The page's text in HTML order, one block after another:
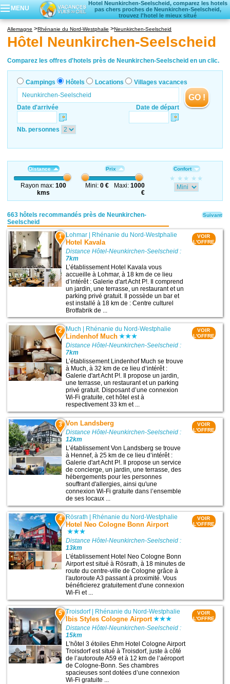
MENU
Hotel Neunkirchen-Seelscheid, comparez les hotels
pas chers proches de Neunkirchen-Seelscheid,
trouvez l'hotel le mieux situé
Hôtels
Locations vacances
Villages vacances
Allemagne Rhénanie du Nord-Westphalie Neunkirchen-Seelscheid
Hôtel Neunkirchen-Seelscheid
Comparez les offres d'hotels près de Neunkirchen-Seelscheid en un clic.
Campings Hôtels Locations Villages vacances
Date d'arrivée Date de départ
GO !
Nb. personnes
Distance
Rayon max:100
kms
Prix
Mini: 0 € Maxi:1000
€
Confort
663 hôtels recommandés près de Neunkirchen-
Seelscheid
1 Lohmar | Rhénanie du Nord-Westphalie
Hotel Kavala
Distance Hôtel-Neunkirchen-Seelscheid :
7km
L’établissement Hotel Kavala vous
accueille à Lohmar, à 18 km de ce lieu
d’intérêt : Galerie d'art Acht P!. Il comprend
un jardin, une terrasse, un restaurant et un
parking privé gratuit. Il possède un bar et
est installé à 18 km de : Centre culturel
Brotfabrik de ...
VOIR
L'OFFRE
2 Much Rhénanie du Nord-Westphalie
Lindenhof Much
Distance Hôtel-Neunkirchen-Seelscheid :
7km
L’établissement Lindenhof Much se trouve
à Much, à 32 km de ce lieu d’intérêt :
Galerie d'art Acht P!. Il propose un jardin,
une terrasse, un restaurant et un parking
privé gratuit. Disposant d’une connexion
Wi-Fi gratuite, cet hôtel est à
respectivement 33 km et ...
VOIR
L'OFFRE
3 Von Landsberg
Distance Hôtel-Neunkirchen-Seelscheid :
12km
L’établissement Von Landsberg se trouve
à Hennef, à 25 km de ce lieu d’intérêt :
Galerie d'art Acht P!. Il propose un service
de concierge, un jardin, une terrasse, des
hébergements pour les personnes
souffrant d'allergies, ainsi qu'une
connexion Wi-Fi gratuite dans l’ensemble
de ses locaux ...
VOIR
L'OFFRE
4 Rösrath Rhénanie du Nord-Westphalie
Hotel Neo Cologne Bonn Airport
Distance Hôtel-Neunkirchen-Seelscheid :
13km
L'établissement Hotel Neo Cologne Bonn
Airport est situé à Rösrath, à 18 minutes de
route du centre-ville de Cologne grâce à
l'autoroute A3 passant à proximité. Vous
bénéficierez gratuitement d'une connexion
Wi-Fi et ...
VOIR
L'OFFRE
5 Troisdorf| Rhénanie du Nord-Westphalie
Ibis Styles Cologne Airport
Distance Hôtel-Neunkirchen-Seelscheid :
15km
L’hôtel 3 étoiles Ehm Hotel Cologne Airport
Troisdorf est situé à Troisdorf, juste à côté
de l’autoroute A59 et à 12 km de l’aéroport
de Cologne-Bonn. Ses chambres
spacieuses sont dotées d’une connexion
Wi-Fi gratuite ...
VOIR
L'OFFRE
Suivant